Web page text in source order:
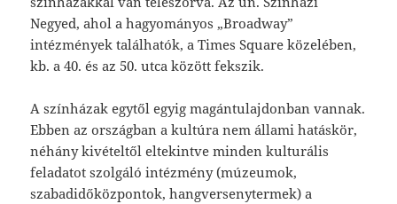
Negyed, ahol a hagyományos „Broadway”
intézmények találhatók, a Times Square közelében,
kb. a 40. és az 50. utca között fekszik.
A színházak egytől egyig magántulajdonban vannak.
Ebben az országban a kultúra nem állami hatáskör,
néhány kivételtől eltekintve minden kulturális
feladatot szolgáló intézmény (múzeumok,
szabadidőközpontok, hangversenytermek) a